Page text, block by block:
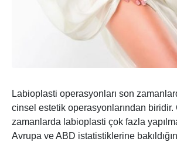
Labioplasti operasyonları son
cinsel estetik operasyonlarından biridir.
zamanlarda labioplasti çok fazla
Avrupa ve ABD istatistiklerine